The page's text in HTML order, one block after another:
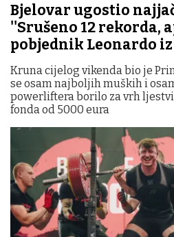
Bjelovar ugostio
''Srušeno 12 rekorda,
pobjednik Leonardo iz
Kruna cijelog vikenda bio je
se osam najboljih muških i
powerliftera borilo za vrh
fonda od 5000 eura